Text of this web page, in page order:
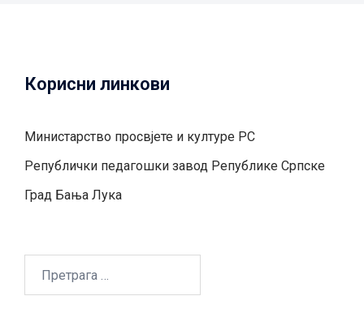
Корисни линкови
Министарство просвјете и културе РС
Републички педагошки завод Републике Српске
Град Бањa Лукa